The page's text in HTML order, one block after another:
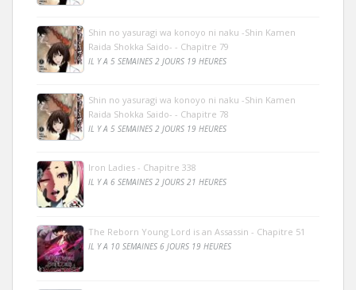
Shin no yasuragi wa konoyo ni naku -Shin Kamen
Raida Shokka Saido- - Chapitre 79
IL Y A 5 SEMAINES 2 JOURS 19 HEURES
Shin no yasuragi wa konoyo ni naku -Shin Kamen
Raida Shokka Saido- - Chapitre 78
IL Y A 5 SEMAINES 2 JOURS 19 HEURES
Iron Ladies - Chapitre 338
IL Y A 6 SEMAINES 2 JOURS 21 HEURES
The Reborn Young Lord is an Assassin - Chapitre 51
IL Y A 10 SEMAINES 6 JOURS 19 HEURES